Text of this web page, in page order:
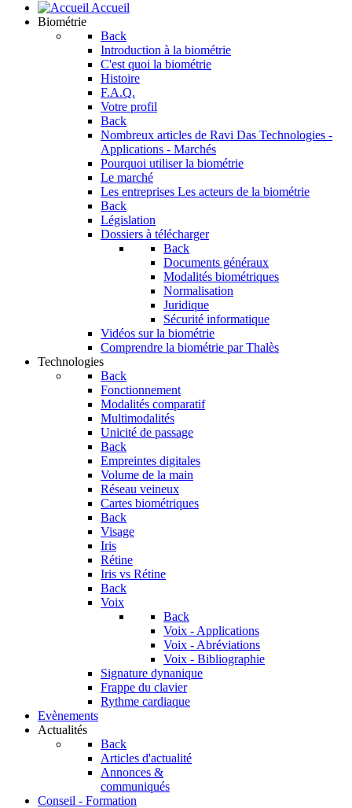
Accueil
Biométrie
Back
Introduction à la biométrie
C'est quoi la biométrie
Histoire
F.A.Q.
Votre profil
Back
Nombreux articles de Ravi Das Technologies -
Applications - Marchés
Pourquoi utiliser la biométrie
Le marché
Les entreprises Les acteurs de la biométrie
Back
Législation
Dossiers à télécharger
Back
Documents généraux
Modalités biométriques
Normalisation
Juridique
Sécurité informatique
Vidéos sur la biométrie
Comprendre la biométrie par Thalès
Technologies
Back
Fonctionnement
Modalités comparatif
Multimodalités
Unicité de passage
Back
Empreintes digitales
Volume de la main
Réseau veineux
Cartes biométriques
Back
Visage
Iris
Rétine
Iris vs Rétine
Back
Voix
Back
Voix - Applications
Voix - Abréviations
Voix - Bibliographie
Signature dynanique
Frappe du clavier
Rythme cardiaque
Evènements
Actualités
Back
Articles d'actualité
Annonces &
communiqués
Conseil - Formation